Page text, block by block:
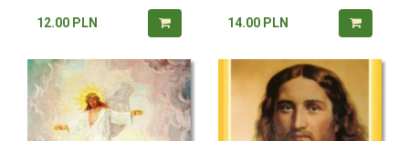
12.00 PLN 14.00 PLN